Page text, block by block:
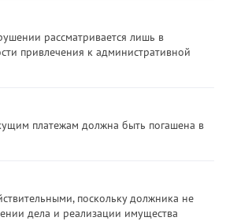
рассматривается лишь в
привлечения к административной
платежам должна быть погашена в
поскольку должника не
дела и реализации имущества